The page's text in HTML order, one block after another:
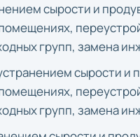
сырости и
групп, замена
сырости и
групп, замена